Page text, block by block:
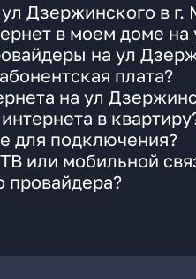
Дзержинского в
в моем доме
на ул
плата?
на ул
в
для подключения?
или мобильной
провайдера?